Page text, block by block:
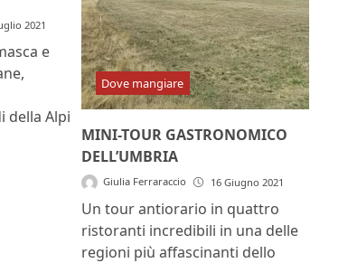
2021
e
della Alpi
Dove mangiare
MINI-TOUR GASTRONOMICO
DELL’UMBRIA
Giulia Ferraraccio 16 Giugno 2021
Un tour antiorario in quattro
ristoranti incredibili in una delle
regioni più affascinanti dello